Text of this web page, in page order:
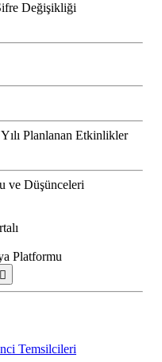
Değişikliği
Planlanan Etkinlikler
ve Düşünceleri
Platformu
Temsilcileri